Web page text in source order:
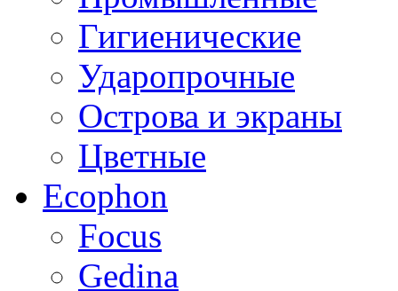
Гигиенические
Ударопрочные
Острова и экраны
Цветные
Ecophon
Focus
Gedina